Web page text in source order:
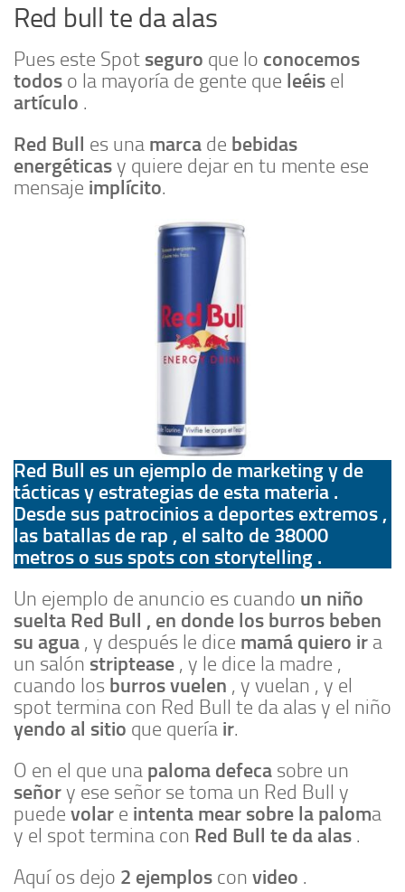
Red bull te da alas
Pues este Spot seguro que lo conocemos
todos o la mayoría de gente que leéis el
artículo .
Red Bull es una marca de bebidas
energéticasy quiere dejar en tu mente ese
mensaje implícito.
Red Bull es un ejemplo de marketing y de
tácticas y estrategias de esta materia .
Desde sus patrocinios a deportes extremos ,
las batallas de rap , el salto de 38000
metros o sus spots con storytelling .
Un ejemplo de anuncio es cuando un niño
suelta Red Bull , en donde los burros beben
su agua , y después le dice mamá quiero ir a
un salón striptease , y le dice la madre ,
cuando los burros vuelen , y vuelan , y el
spot termina con Red Bull te da alas y el niño
yendo al sitio que quería ir.
O en el que una paloma defeca sobre un
señory ese señor se toma un Red Bull y
puede volar e intenta mear sobre la paloma
y el spot termina con Red Bull te da alas .
Aquí os dejo 2 ejemplos con video .